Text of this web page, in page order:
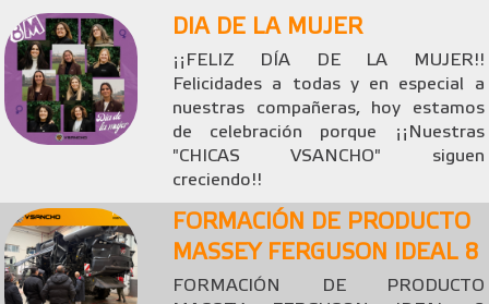
DIA DE LA MUJER
¡¡FELIZ DÍA DE LA MUJER!!
Felicidades a todas y en especial a
nuestras compañeras, hoy estamos
de celebración porque ¡¡Nuestras
"CHICAS VSANCHO" siguen
creciendo!!
FORMACIÓN DE PRODUCTO
MASSEY FERGUSON IDEAL 8
FORMACIÓN DE PRODUCTO